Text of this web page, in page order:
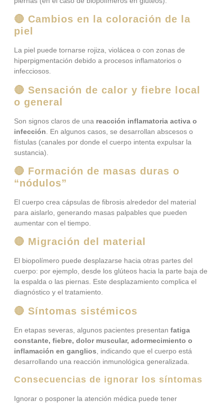
🔴 Cambios en la coloración de la
piel
La piel puede tornarse rojiza, violácea o con zonas de
hiperpigmentación debido a procesos inflamatorios o
infecciosos.
🔴 Sensación de calor y fiebre local
o general
Son signos claros de una reacción inflamatoria activa o
infección . En algunos casos, se desarrollan abscesos o
fístulas (canales por donde el cuerpo intenta expulsar la
sustancia).
🔴 Formación de masas duras o
“nódulos”
El cuerpo crea cápsulas de fibrosis alrededor del material
para aislarlo, generando masas palpables que pueden
aumentar con el tiempo.
🔴 Migración del material
El biopolímero puede desplazarse hacia otras partes del
cuerpo: por ejemplo, desde los glúteos hacia la parte baja de
la espalda o las piernas. Este desplazamiento complica el
diagnóstico y el tratamiento.
🔴 Síntomas sistémicos
En etapas severas, algunos pacientes presentan fatiga
constante, fiebre, dolor muscular, adormecimiento o
inflamación en ganglios , indicando que el cuerpo está
desarrollando una reacción inmunológica generalizada.
Consecuencias de ignorar los síntomas
Ignorar o posponer la atención médica puede tener